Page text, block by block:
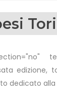
edizione,
dedicato